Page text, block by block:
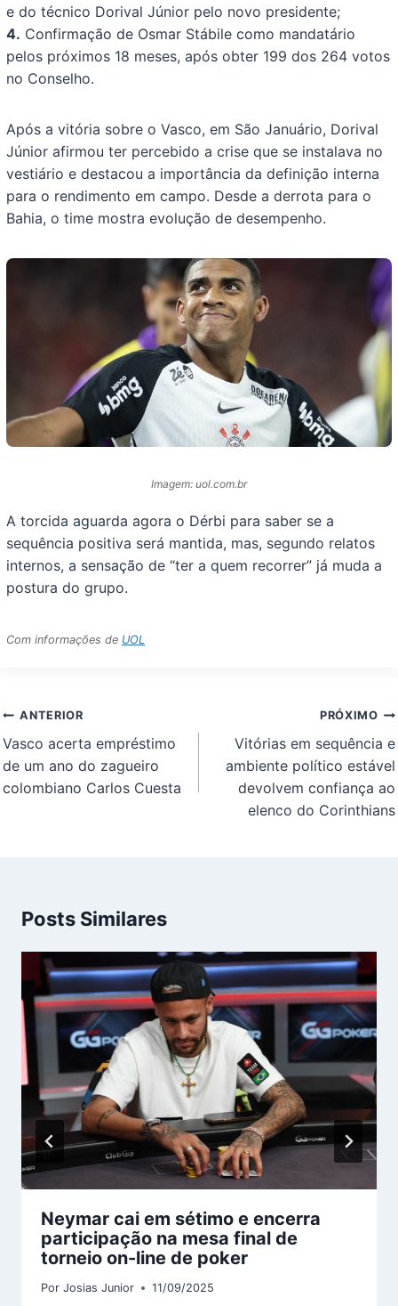
e do técnico Dorival Júnior pelo novo presidente;
4. Confirmação de Osmar Stábile como mandatário
pelos próximos 18 meses, após obter 199 dos 264 votos
no Conselho.
Após a vitória sobre o Vasco, em São Januário, Dorival
Júnior afirmou ter percebido a crise que se instalava no
vestiário e destacou a importância da definição interna
para o rendimento em campo. Desde a derrota para o
Bahia, o time mostra evolução de desempenho.
Imagem: uol.com.br
A torcida aguarda agora o Dérbi para saber se a
sequência positiva será mantida, mas, segundo relatos
internos, a sensação de “ter a quem recorrer” já muda a
postura do grupo.
Com informações de UOL
Navegação
de
Post
ANTERIOR
Vasco acerta empréstimo
de um ano do zagueiro
colombiano Carlos Cuesta
PRÓXIMO
Vitórias em sequência e
ambiente político estável
devolvem confiança ao
elenco do Corinthians
Posts Similares
Neymar cai em sétimo e encerra
participação na mesa final de
torneio on-line de poker
Por Josias Junior 11/09/2025